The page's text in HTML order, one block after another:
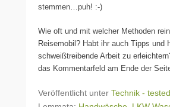
stemmen…puh! :-)
Wie oft und mit welcher Methoden
Reisemobil? Habt ihr auch Tipps und
schweißtreibende Arbeit zu
das Kommentarfeld am Ende der
Veröffentlicht unter Technik -